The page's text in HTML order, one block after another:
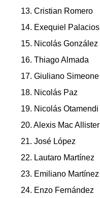
13. Cristian Romero
14. Exequiel Palacios
15. Nicolás González
16. Thiago Almada
17. Giuliano Simeone
18. Nicolás Paz
19. Nicolás Otamendi
20. Alexis Mac Allister
21. José López
22. Lautaro Martínez
23. Emiliano Martínez
24. Enzo Fernández